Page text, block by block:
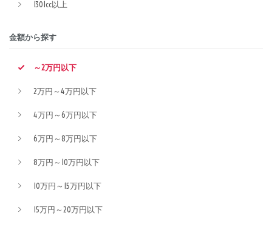
1301cc以上
金額から探す
～2万円以下
2万円～4万円以下
4万円～6万円以下
6万円～8万円以下
8万円～10万円以下
10万円～15万円以下
15万円～20万円以下